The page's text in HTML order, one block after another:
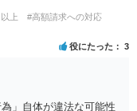
であれば、破産等を検
上
#高額請求への対応
役にたった 3
」自体が違法な可能性